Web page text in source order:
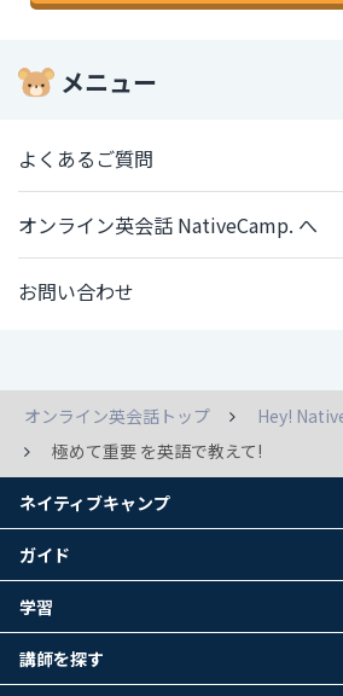
メニュー
よくあるご質問
オンライン英会話 NativeCamp. へ
お問い合わせ
オンライン英会話トップ
Hey!
極めて重要 を英語で教えて!
ネイティブキャンプ
ガイド
学習
講師を探す